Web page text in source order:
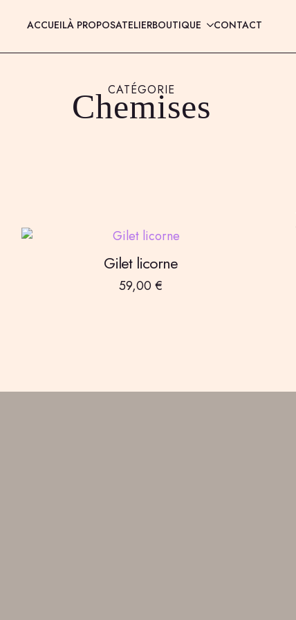
ACCUEILÀ PROPOSATELIERBOUTIQUE CONTACT
CATÉGORIE
Chemises
Gilet licorne
59,00€